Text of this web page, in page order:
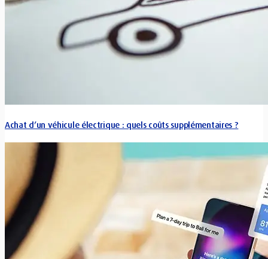
Achat d’un véhicule électrique : quels coûts supplémentaires ?